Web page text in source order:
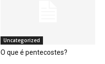
Uncategorized
O que é pentecostes?